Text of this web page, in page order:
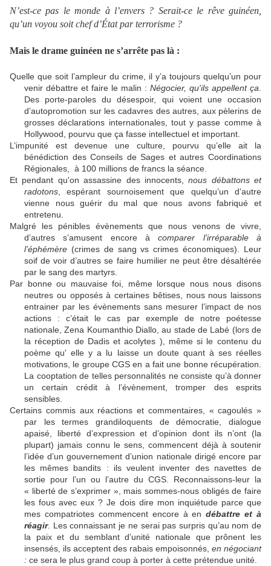
N’est-ce pas le monde à l’envers ? Serait-ce le rêve guinéen,
qu’un voyou soit chef d’État par terrorisme ?
Mais le drame guinéen ne s’arrête pas là :
Quelle que soit l’ampleur du crime, il y’a toujours quelqu’un pour
venir débattre et faire le malin : Négocier, qu'ils appellent ça
Des porte-paroles du désespoir, qui voient une occasion
d’autopromotion sur les cadavres des autres, aux pèlerins de
grosses déclarations internationales, tout y passe comme à
Hollywood, pourvu que ça fasse intellectuel et important.
L’impunité est devenue une culture, pourvu qu’elle ait la
bénédiction des Conseils de Sages et autres Coordinations
Régionales, à 100 millions de francs la séance.
Et pendant qu'on assassine des innocents,nous débattons et
radotons , espérant sournoisement que quelqu’un d’autre
vienne nous guérir du mal que nous avons fabriqué et
entretenu.
Malgré les pénibles évènements que nous venons de vivre,
d’autres s’amusent encore àcomparer l’irréparable à
l’éphémère (crimes de sang vs crimes économiques). Leur
soif de voir d’autres se faire humilier ne peut être désaltérée
par le sang des martyrs.
Par bonne ou mauvaise foi, même lorsque nous nous disons
neutres ou opposés à certaines bêtises, nous nous laissons
entrainer par les évènements sans mesurer l’impact de nos
actions : c’était le cas par exemple de notre poétesse
nationale, Zena Koumanthio Diallo, au stade de Labé (lors de
la réception de Dadis et acolytes ), même si le contenu du
poème qu' elle y a lu laisse un doute quant à ses réelles
motivations, le groupe CGS en a fait une bonne récupération.
La cooptation de telles personnalités ne consiste qu’à donner
un certain crédit à l’évènement, tromper des esprits
sensibles.
Certains commis aux réactions et commentaires, « cagoulés »
par les termes grandiloquents de démocratie, dialogue
apaisé, liberté d’expression et d’opinion dont ils n’ont (la
plupart) jamais connu le sens, commencent déjà à soutenir
l’idée d’un gouvernement d’union nationale dirigé encore par
les mêmes bandits : ils veulent inventer des navettes de
sortie pour l’un ou l’autre du CGS. Reconnaissons-leur la
« liberté de s’exprimer », mais sommes-nous obligés de faire
les fous avec eux ? Je dois dire mon inquiétude parce que
mes compatriotes commencent encore à endébattre et à
réagir. Les connaissant je ne serai pas surpris qu’au nom de
la paix et du semblant d’unité nationale que prônent les
insensés, ils acceptent des rabais empoisonnés, en négociant
: ce sera le plus grand coup à porter à cette prétendue unité.